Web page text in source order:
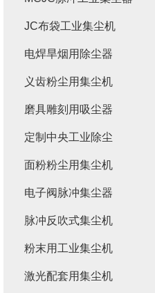
JC布袋工业集尘机
电焊旱烟用除尘器
义齿粉尘用集尘机
磨具雕刻用吸尘器
定制中央工业除尘
面粉粉尘用集尘机
电子阀脉冲集尘器
脉冲反吹式集尘机
粉末用工业集尘机
激光配套用集尘机